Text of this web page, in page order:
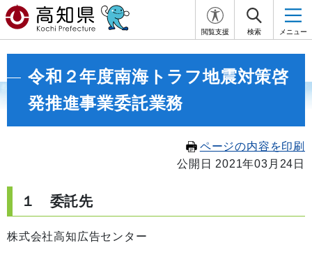
閲覧支援 検索 メニュー
令和２年度南海トラフ地震対策啓
発推進事業委託業務
ページの内容を印刷
公開日 2021年03月24日
１ 委託先
株式会社高知広告センター